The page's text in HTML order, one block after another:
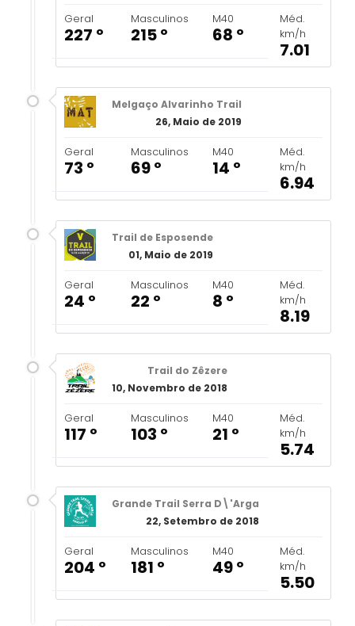
Geral
227 º
Masculinos
215 º
M40
68 º
Méd.
km/h
7.01
Melgaço Alvarinho Trail
26, Maio de 2019
Geral
73 º
Masculinos
69 º
M40
14 º
Méd.
km/h
6.94
Trail de Esposende
01, Maio de 2019
Geral
24 º
Masculinos
22 º
M40
8 º
Méd.
km/h
8.19
Trail do Zêzere
10, Novembro de 2018
Geral
117 º
Masculinos
103 º
M40
21 º
Méd.
km/h
5.74
Grande Trail Serra D\'Arga
22, Setembro de 2018
Geral
204 º
Masculinos
181 º
M40
49 º
Méd.
km/h
5.50